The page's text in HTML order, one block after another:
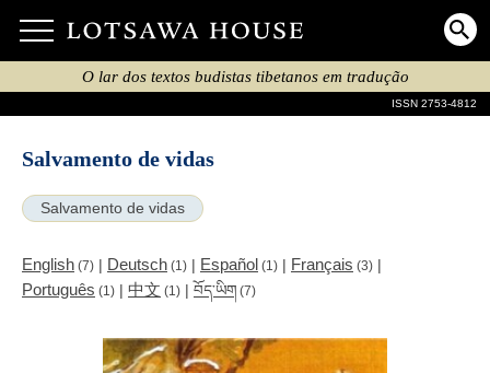
O lar dos textos budistas tibetanos em tradução
ISSN 2753-4812
Salvamento de vidas
Salvamento de vidas
English (7) | Deutsch (1) | Español (1) | Français (3) |
Português (1) | 中文 (1) | བོད་ཡིག (7)